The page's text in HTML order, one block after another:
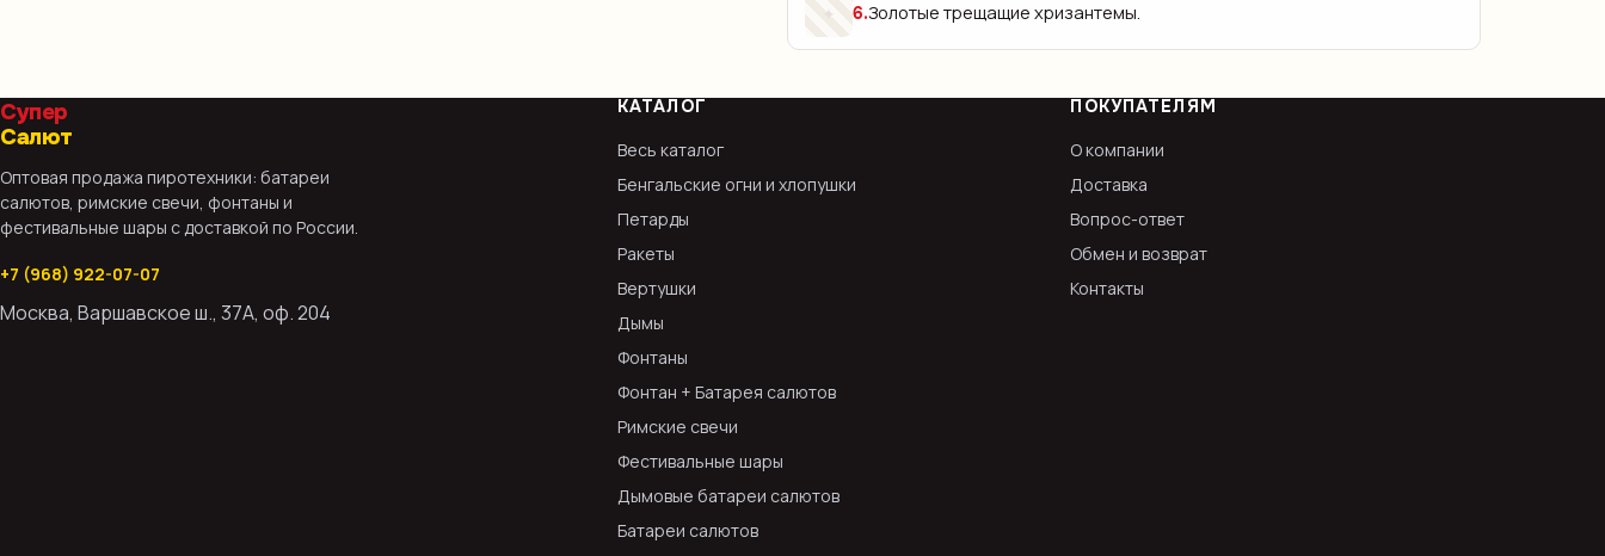
✦ 6.Золотые трещащие хризантемы.
Супер
Салют
Оптовая продажа пиротехники: батареи
салютов, римские свечи, фонтаны и
фестивальные шары с доставкой по России.
+7 (968) 922-07-07
Москва, Варшавское ш., 37А, оф. 204
КАТАЛОГ
Весь каталог
Бенгальские огни и хлопушки
Петарды
Ракеты
Вертушки
Дымы
Фонтаны
Фонтан + Батарея салютов
Римские свечи
Фестивальные шары
Дымовые батареи салютов
Батареи салютов
ПОКУПАТЕЛЯМ
О компании
Доставка
Вопрос-ответ
Обмен и возврат
Контакты